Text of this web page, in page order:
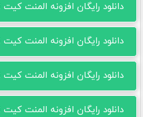
دانلود رایگان افزونه المنت کیت ElementsKit پرو نسخه 2.6.0
دانلود رایگان افزونه المنت کیت ElementsKit پرو نسخه 2.5.0
دانلود رایگان افزونه المنت کیت ElementsKit پرو نسخه 2.4.1
دانلود رایگان افزونه المنت کیت ElementsKit پرو نسخه 2.4.0